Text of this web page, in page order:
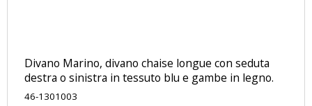
Divano Marino, divano chaise longue con seduta
destra o sinistra in tessuto blu e gambe in legno.
46-1301003